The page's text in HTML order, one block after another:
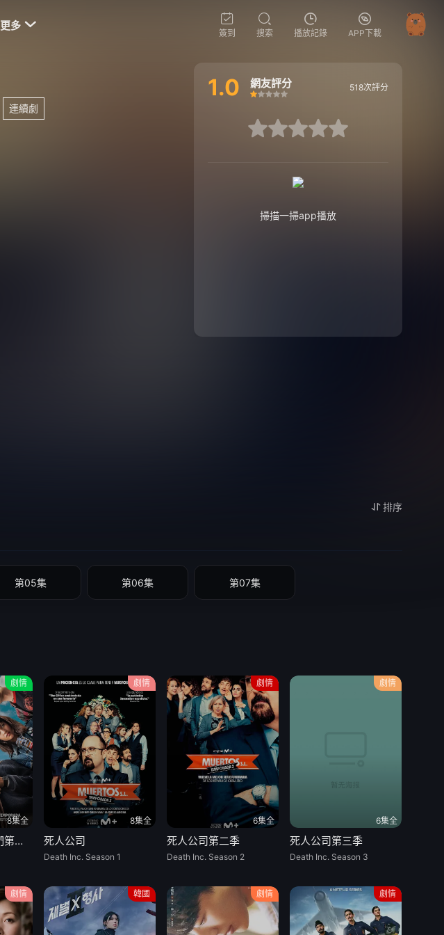
更多 
簽到 搜索 播放記錄 APP下載
連續劇
1.0 網友評分
很差較差還行
推薦
力薦
518次評分
較差還行推薦力薦
掃描一掃app播放
排序
第05集 第06集 第07集
劇情
8集全
沒有人會想念我們第二季
劇情
8集全
死人公司
Death Inc. Season 1
劇情
6集全
死人公司第二季
Death Inc. Season 2
劇情
6集全
死人公司第三季
Death Inc. Season 3
劇情 韓國 劇情 劇情